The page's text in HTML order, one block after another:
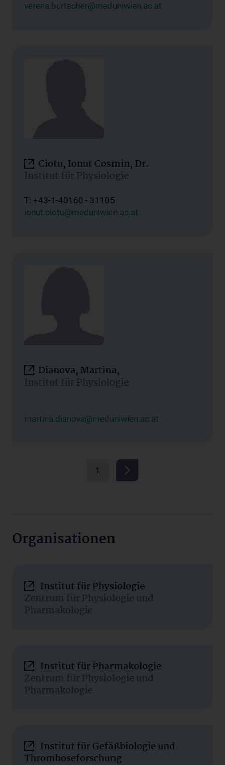
verena.burtscher@meduniwien.ac.at
Ciotu, Ionut Cosmin, Dr.
Institut für Physiologie
T: +43-1-40160 - 31105
ionut.ciotu@meduniwien.ac.at
Dianova, Martina,
Institut für Physiologie
martina.dianova@meduniwien.ac.at
1
Organisationen
Institut für Physiologie
Zentrum für Physiologie und
Pharmakologie
Institut für Pharmakologie
Zentrum für Physiologie und
Pharmakologie
Institut für Gefäßbiologie und
Thromboseforschung